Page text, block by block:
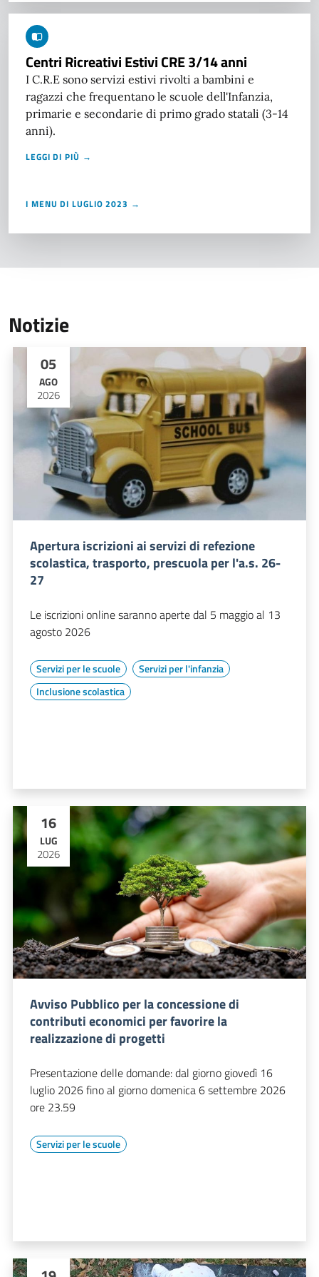
Centri Ricreativi Estivi CRE 3/14 anni
I C.R.E sono servizi estivi rivolti a bambini e
ragazzi che frequentano le scuole dell'Infanzia,
primarie e secondarie di primo grado statali (3-14
anni).
LEGGI DI PIÙ →
I MENU DI LUGLIO 2023 →
Notizie
05
AGO
2026
Apertura iscrizioni ai servizi di refezione
scolastica, trasporto, prescuola per l'a.s. 26-
27
Le iscrizioni online saranno aperte dal 5 maggio al 13
agosto 2026
Servizi per le scuole
Servizi per l'infanzia
Inclusione scolastica
16
LUG
2026
Avviso Pubblico per la concessione di
contributi economici per favorire la
realizzazione di progetti
Presentazione delle domande: dal giorno giovedì 16
luglio 2026 fino al giorno domenica 6 settembre 2026
ore 23.59
Servizi per le scuole